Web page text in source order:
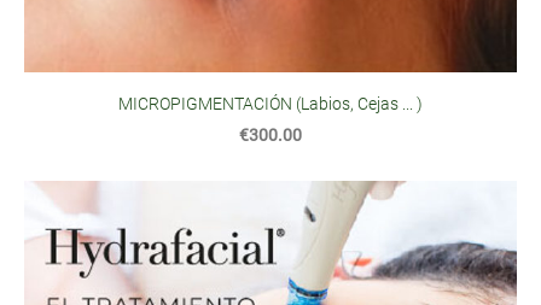
MICROPIGMENTACIÓN (Labios, Cejas ... )
€300.00